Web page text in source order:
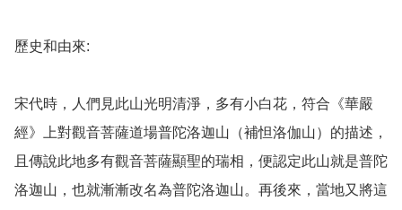
歷史和由來:
宋代時，人們見此山光明清淨，多有小白花，符合《華嚴
經》上對觀音菩薩道場普陀洛迦山（補怛洛伽山）的描述，
且傳說此地多有觀音菩薩顯聖的瑞相，便認定此山就是普陀
洛迦山，也就漸漸改名為普陀洛迦山。再後來，當地又將這